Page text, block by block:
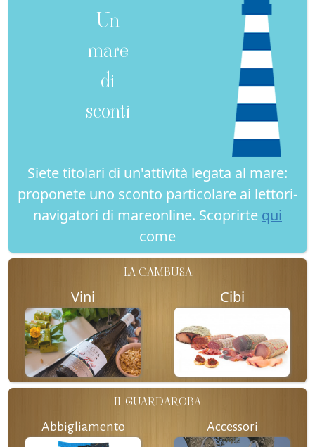
Un
mare
di
sconti
Siete titolari di un'attività legata al mare:
proponete uno sconto particolare ai lettori-
navigatori di mareonline. Scoprirte qui
come
LA CAMBUSA
Vini Cibi
IL GUARDAROBA
Abbigliamento Accessori